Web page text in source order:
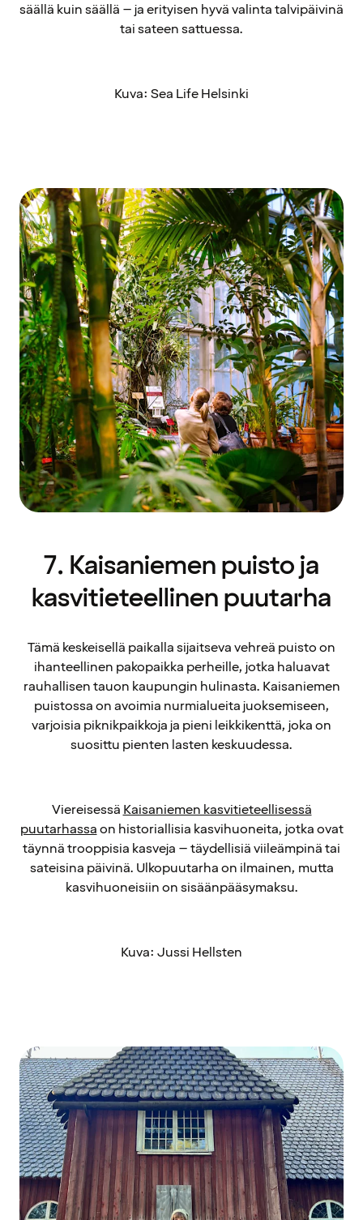
säällä kuin säällä – ja erityisen hyvä valinta talvipäivinä
tai sateen sattuessa.
Kuva: Sea Life Helsinki
7. Kaisaniemen puisto ja
kasvitieteellinen puutarha
Tämä keskeisellä paikalla sijaitseva vehreä puisto on
ihanteellinen pakopaikka perheille, jotka haluavat
rauhallisen tauon kaupungin hulinasta. Kaisaniemen
puistossa on avoimia nurmialueita juoksemiseen,
varjoisia piknikpaikkoja ja pieni leikkikenttä, joka on
suosittu pienten lasten keskuudessa.
Viereisessä Kaisaniemen kasvitieteellisessä
puutarhassaon historiallisia kasvihuoneita, jotka ovat
täynnä trooppisia kasveja – täydellisiä viileämpinä tai
sateisina päivinä. Ulkopuutarha on ilmainen, mutta
kasvihuoneisiin on sisäänpääsymaksu.
Kuva: Jussi Hellsten